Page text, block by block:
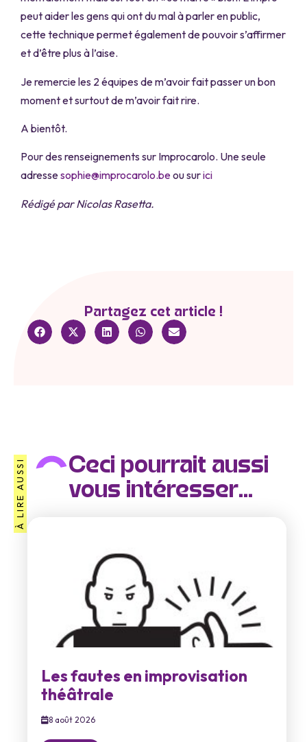
peut aider les gens qui ont du mal à parler en public,
cette technique permet également de pouvoir s’affirmer
et d’être plus à l’aise.
Je remercie les 2 équipes de m’avoir fait passer un bon
moment et surtout de m’avoir fait rire.
A bientôt.
Pour des renseignements sur Improcarolo. Une seule
adressesophie@improcarolo.beou surici
Rédigé par Nicolas Rasetta.
Partagez cet article !
À LIRE AUSSI
Ceci pourrait aussi
vous intéresser...
Les fautes en improvisation
théâtrale
8 août 2026